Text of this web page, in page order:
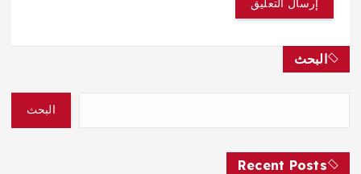
البحث
البحث
Recent Posts